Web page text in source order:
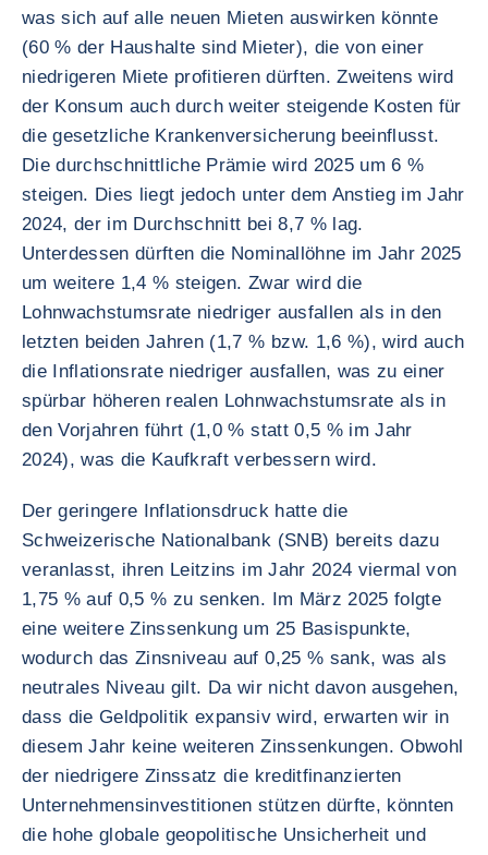
was sich auf alle neuen Mieten auswirken könnte
(60 % der Haushalte sind Mieter), die von einer
niedrigeren Miete profitieren dürften. Zweitens wird
der Konsum auch durch weiter steigende Kosten für
die gesetzliche Krankenversicherung beeinflusst.
Die durchschnittliche Prämie wird 2025 um 6 %
steigen. Dies liegt jedoch unter dem Anstieg im Jahr
2024, der im Durchschnitt bei 8,7 % lag.
Unterdessen dürften die Nominallöhne im Jahr 2025
um weitere 1,4 % steigen. Zwar wird die
Lohnwachstumsrate niedriger ausfallen als in den
letzten beiden Jahren (1,7 % bzw. 1,6 %), wird auch
die Inflationsrate niedriger ausfallen, was zu einer
spürbar höheren realen Lohnwachstumsrate als in
den Vorjahren führt (1,0 % statt 0,5 % im Jahr
2024), was die Kaufkraft verbessern wird.
Der geringere Inflationsdruck hatte die
Schweizerische Nationalbank (SNB) bereits dazu
veranlasst, ihren Leitzins im Jahr 2024 viermal von
1,75 % auf 0,5 % zu senken. Im März 2025 folgte
eine weitere Zinssenkung um 25 Basispunkte,
wodurch das Zinsniveau auf 0,25 % sank, was als
neutrales Niveau gilt. Da wir nicht davon ausgehen,
dass die Geldpolitik expansiv wird, erwarten wir in
diesem Jahr keine weiteren Zinssenkungen. Obwohl
der niedrigere Zinssatz die kreditfinanzierten
Unternehmensinvestitionen stützen dürfte, könnten
die hohe globale geopolitische Unsicherheit und